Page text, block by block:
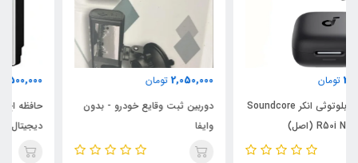
2,050,000
دوربین ثبت وقایع خودرو - بدون
وایفا
11,500,000
حافظه اچ دی دی اینترنال وسترن
دیجیتال مدل بنفش ظرفیت 1
ترابایت گارانتی اصلی(ارسال